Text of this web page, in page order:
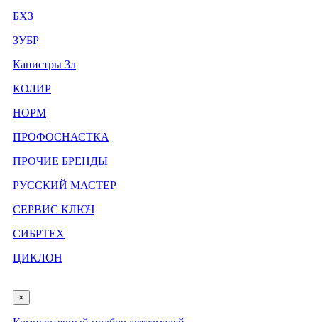
БХЗ
ЗУБР
Канистры 3л
КОЛИР
НОРМ
ПРОФОСНАСТКА
ПРОЧИЕ БРЕНДЫ
РУССКИЙ МАСТЕР
СЕРВИС КЛЮЧ
СИБРТЕХ
ЦИКЛОН
×